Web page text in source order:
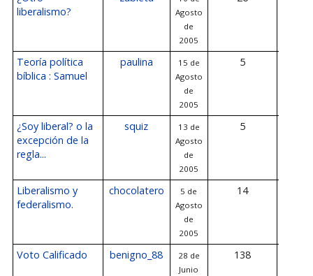
liberalismo?
Agosto
de
2005
Teoría política
bíblica : Samuel
paulina
15 de
Agosto
de
2005
5
¿Soy liberal? o la
excepción de la
regla...
squiz
13 de
Agosto
de
2005
5
Liberalismo y
federalismo.
chocolatero
5 de
Agosto
de
2005
14
Voto Calificado benigno_88
28 de
Junio
138